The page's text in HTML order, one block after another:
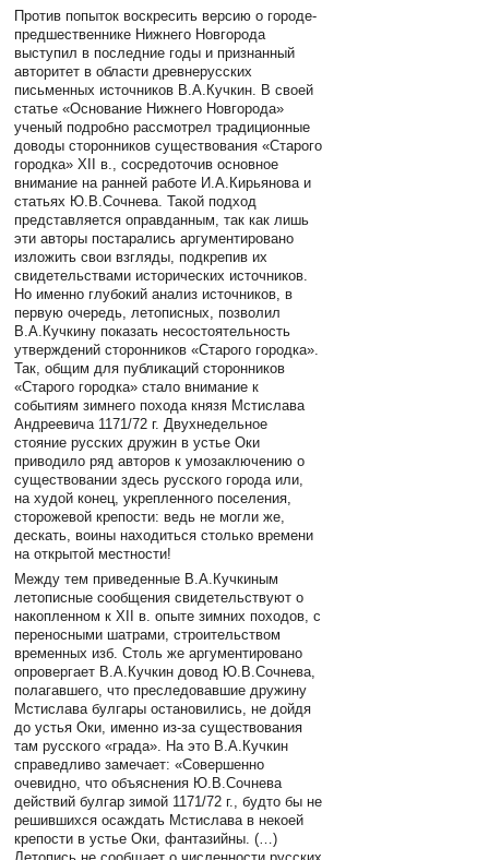
Против попыток воскресить версию о городе-
предшественнике Нижнего Новгорода
выступил в последние годы и признанный
авторитет в области древнерусских
письменных источников В.А.Кучкин. В своей
статье «Основание Нижнего Новгорода»
ученый подробно рассмотрел традиционные
доводы сторонников существования «Старого
городка» XII в., сосредоточив основное
внимание на ранней работе И.А.Кирьянова и
статьях Ю.В.Сочнева. Такой подход
представляется оправданным, так как лишь
эти авторы постарались аргументировано
изложить свои взгляды, подкрепив их
свидетельствами исторических источников.
Но именно глубокий анализ источников, в
первую очередь, летописных, позволил
В.А.Кучкину показать несостоятельность
утверждений сторонников «Старого городка».
Так, общим для публикаций сторонников
«Старого городка» стало внимание к
событиям зимнего похода князя Мстислава
Андреевича 1171/72 г. Двухнедельное
стояние русских дружин в устье Оки
приводило ряд авторов к умозаключению о
существовании здесь русского города или,
на худой конец, укрепленного поселения,
сторожевой крепости: ведь не могли же,
дескать, воины находиться столько времени
на открытой местности!
Между тем приведенные В.А.Кучкиным
летописные сообщения свидетельствуют о
накопленном к XII в. опыте зимних походов, с
переносными шатрами, строительством
временных изб. Столь же аргументировано
опровергает В.А.Кучкин довод Ю.В.Сочнева,
полагавшего, что преследовавшие дружину
Мстислава булгары остановились, не дойдя
до устья Оки, именно из-за существования
там русского «града». На это В.А.Кучкин
справедливо замечает: «Совершенно
очевидно, что объяснения Ю.В.Сочнева
действий булгар зимой 1171/72 г., будто бы не
решившихся осаждать Мстислава в некоей
крепости в устье Оки, фантазийны. (…)